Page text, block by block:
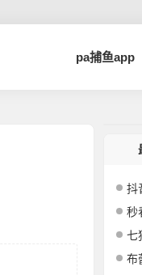
pa捕鱼app
抖
秒
七
布